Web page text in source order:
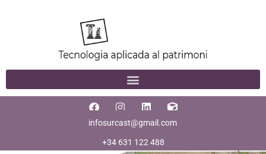
infosurcast@gmail.com
+34 631 122 488